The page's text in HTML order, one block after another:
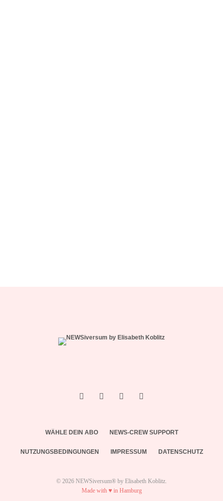
WÄHLE DEIN ABO NEWS-CREW SUPPORT
NUTZUNGSBEDINGUNGEN IMPRESSUM DATENSCHUTZ
© 2026 NEWSiversum® by Elisabeth Koblitz.
Made with ♥ in Hamburg